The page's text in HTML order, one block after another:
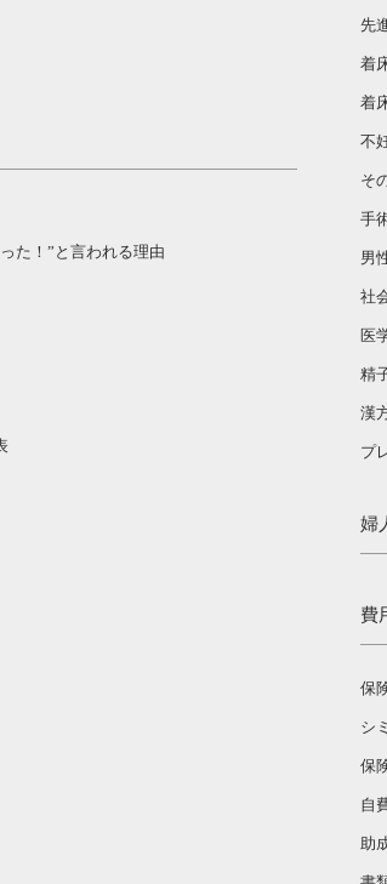
た！”と言われる理由
先
着
着
不
そ
手
男
社
医
精
漢
プ
婦
費
保
シ
保
自
助